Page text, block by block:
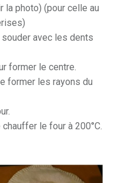
la photo) (pour celle au
avec les dents
former le centre.
former les rayons du
le four à 200°C.